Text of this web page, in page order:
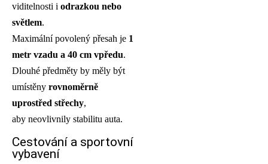
viditelnosti i odrazkou nebo
světlem.
Maximální povolený přesah je 1
metr vzadu a 40 cm vpředu.
Dlouhé předměty by měly být
umístěny rovnoměrně
uprostřed střechy,
aby neovlivnily stabilitu auta.
Cestování a sportovní
vybavení